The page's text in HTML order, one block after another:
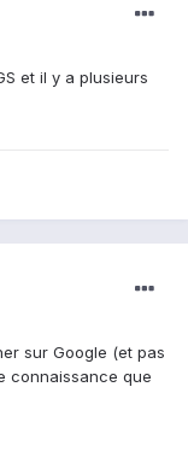
et il y a plusieurs
sur Google (et pas
connaissance que